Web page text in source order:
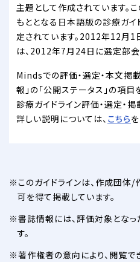
主題として作成されています。
もととなる日本語版の診療ガイ
定されています。2012年12月
は、2012年7月24日に選定部会
Mindsでの評価・選定・本文掲
報」の「公開ステータス」の項目
診療ガイドライン評価・選定・
詳しい説明については、 こちら
このガイドラインは、作成団
可を得て掲載しています。
書誌情報には、評価対象とな
す。
著作権者の意向により、閲覧